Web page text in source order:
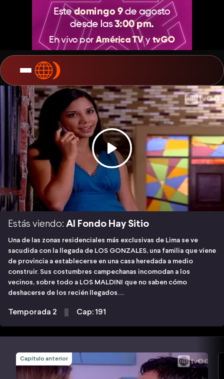
Estás viendo: Al Fondo Hay Sitio
Una de las zonas residenciales más exclusivas de Lima se ve
sacudida con la llegada de LOS GONZALES, una familia que viene
de provincia a establecerse en una casa heredada a medio
construir. Sus costumbres campechanas incomodan a los
vecinos, sobre todo a LOS MALDINI que no saben cómo
deshacerse de los recién llegados….
Temporada 2 Cap: 191
Capítulo anterior